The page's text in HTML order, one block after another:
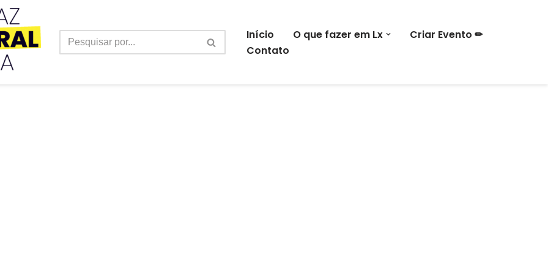
Início O que fazer em Lx
Criar Evento ✏
Contato